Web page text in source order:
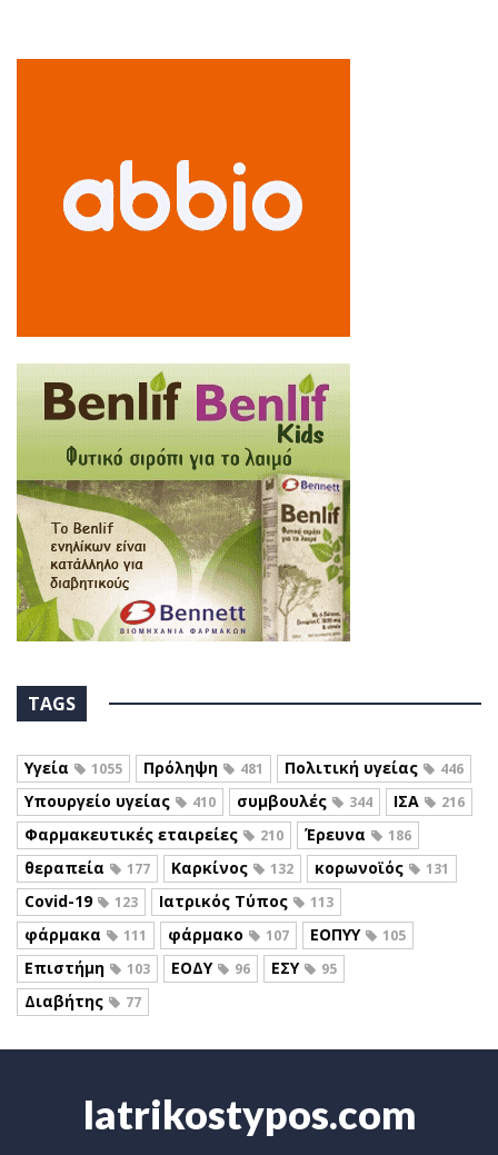
TAGS
Υγεία 1055 Πρόληψη 481 Πολιτική υγείας 446
Υπουργείο υγείας 410 συμβουλές 344 ΙΣΑ 216
Φαρμακευτικές εταιρείες 210 Έρευνα 186
θεραπεία 177 Καρκίνος 132 κορωνοϊός 131
Covid-19 123 Ιατρικός Τύπος 113
φάρμακα 111 φάρμακο 107 ΕΟΠΥΥ 105
Επιστήμη 103 ΕΟΔΥ 96 ΕΣΥ 95
Διαβήτης 77
Iatrikostypos.com